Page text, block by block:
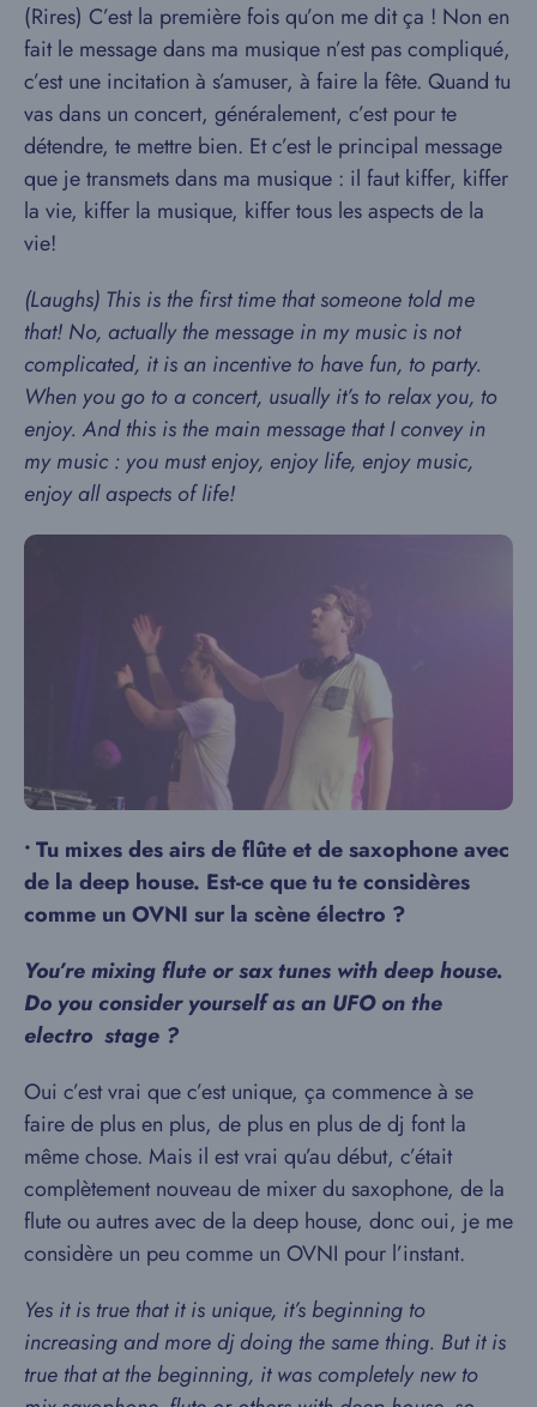
(Rires) C’est la première fois qu’on me dit ça ! Non en
fait le message dans ma musique n’est pas compliqué,
c’est une incitation à s’amuser, à faire la fête. Quand tu
vas dans un concert, généralement, c’est pour te
détendre, te mettre bien. Et c’est le principal message
que je transmets dans ma musique : il faut kiffer, kiffer
la vie, kiffer la musique, kiffer tous les aspects de la
vie!
(Laughs) This is the first time that someone told me
that! No, actually the message in my music is not
complicated, it is an incentive to have fun, to party.
When you go to a concert, usually it’s to relax you, to
enjoy. And this is the main message that I convey in
my music : you must enjoy, enjoy life, enjoy music,
enjoy all aspects of life!
•Tu mixes des airs de flûte et de saxophone avec
de la deep house. Est-ce que tu te considères
comme un OVNI sur la scène électro ?
You’re mixing flute or sax tunes with deep house.
Do you consider yourself as an UFO on the
electro stage ?
Oui c’est vrai que c’est unique, ça commence à se
faire de plus en plus, de plus en plus de dj font la
même chose. Mais il est vrai qu’au début, c’était
complètement nouveau de mixer du saxophone, de la
flute ou autres avec de la deep house, donc oui, je me
considère un peu comme un OVNI pour l’instant.
Yes it is true that it is unique, it’s beginning to
increasing and more dj doing the same thing. But it is
true that at the beginning, it was completely new to